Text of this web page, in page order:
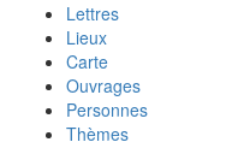
Lettres
Lieux
Carte
Ouvrages
Personnes
Thèmes